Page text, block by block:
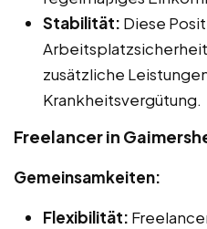
Stabilität: Diese
zusätzliche
Krankheitsvergütung.
Freelancer in
Gemeinsamkeiten:
Flexibilität: